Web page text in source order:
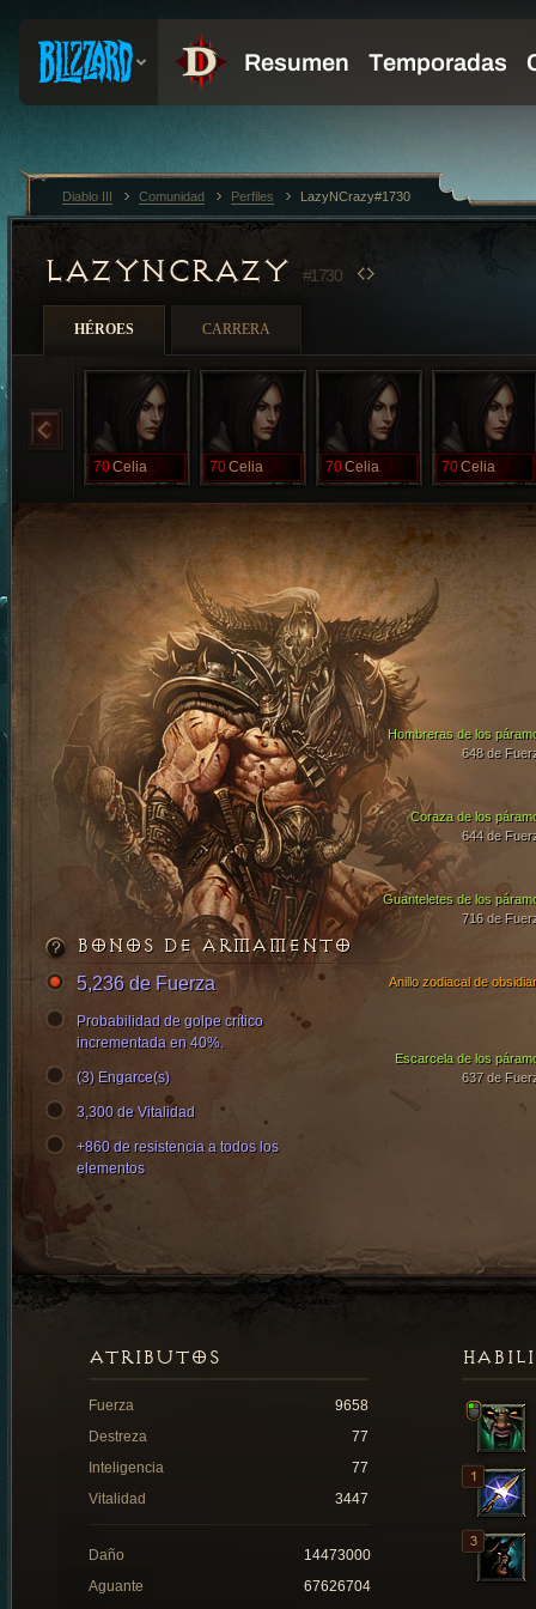
LAZYNCRAZY #1730
HÉROES CARRERA
70Celia 70Celia 70Celia 70Celia
Coraza de los
644 de
Guanteletes de los
716 de
Hombreras de los
648 de
Escarcela de los
637 de
Anillo zodiacal de
BONOS DE ARMAMENTO
5,236 de Fuerza
Probabilidad de golpe crítico
incrementada en 40%.
(3) Engarce(s)
3,300 de Vitalidad
+860 de resistencia a todos los
elementos
ATRIBUTOS
Fuerza
9658
Destreza
77
Inteligencia
77
Vitalidad
3447
Daño
14473000
Aguante
67626704
Diablo III Comunidad Perfiles LazyNCrazy#1730